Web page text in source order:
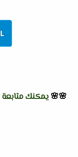
🌸🌸 يمكنك